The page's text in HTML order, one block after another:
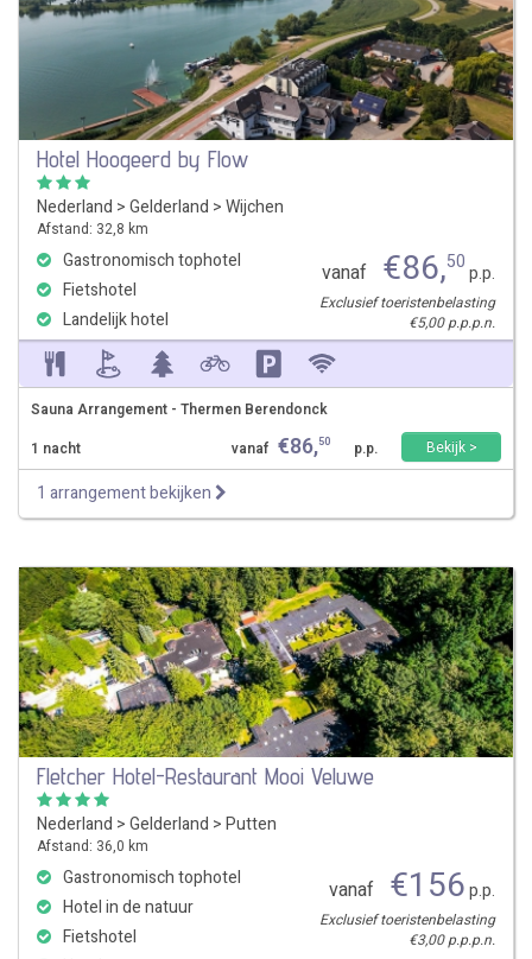
Hotel Hoogeerd by Flow
Nederland >Gelderland >Wijchen
Afstand: 32,8 km
Gastronomisch tophotel
Fietshotel
Landelijk hotel
vanaf €86,50p.p.
Exclusief toeristenbelasting
€5,00 p.p.p.n.
Sauna Arrangement - Thermen Berendonck
1 nacht
vanaf €86,50 p.p. Bekijk >
1 arrangement bekijken
Fletcher Hotel-Restaurant Mooi Veluwe
Nederland >Gelderland >Putten
Afstand: 36,0 km
Gastronomisch tophotel
Hotel in de natuur
Fietshotel
vanaf €156p.p.
Exclusief toeristenbelasting
€3,00 p.p.p.n.